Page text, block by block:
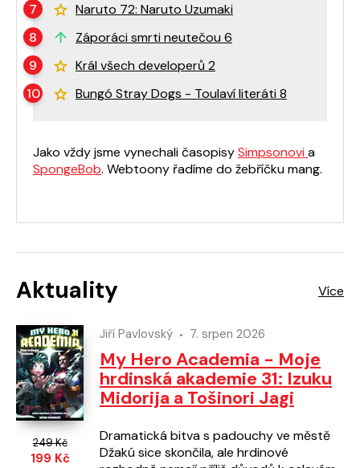
Naruto 72: Naruto Uzumaki
Záporáci smrti neutečou 6
Král všech developerů 2
Bungó Stray Dogs - Toulaví literáti 8
Jako vždy jsme vynechali časopisySimpsonovi a
SpongeBob. Webtoony řadíme do žebříčku mang.
Aktuality
249 Kč
199 Kč
Jiří Pavlovský 7. srpen 2026
My Hero Academia - Moje
hrdinská akademie 31: Izuku
Midorija a Tošinori Jagi
Dramatická bitva s padouchy ve městě
Džakú sice skončila, ale hrdinové